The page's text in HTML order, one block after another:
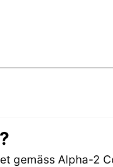
gemäss Alpha-2